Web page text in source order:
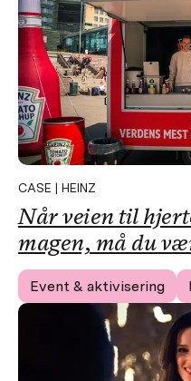
CASE | HEINZ
Når veien til
magen, må du
Event & aktivisering